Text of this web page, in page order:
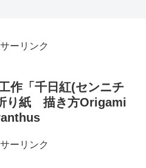
ーリンク
作「千日紅(センニチ
り紙 描き方Origami
ーリンク